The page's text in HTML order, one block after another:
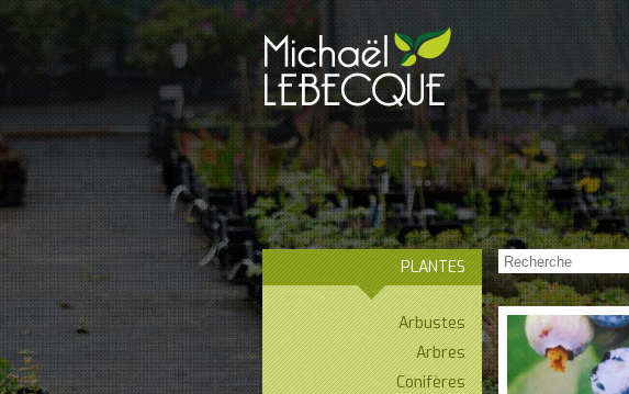
PLANTES
Arbustes
Arbres
Conifères